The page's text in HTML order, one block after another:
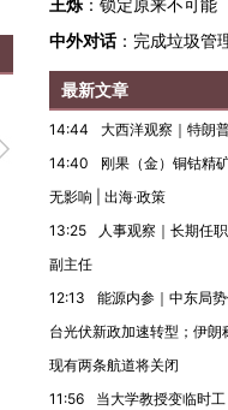
【推广】走进第四届链博
会，让数智科技“链”接产
【特
王烁 ： 锁定原来不可能
中外对话： 完成垃圾管
最新文章
14:44
大西洋观察｜特朗
14:40
刚果（金）铜钴精
无影响 | 出海·政策
13:25
人事观察｜长期任
副主任
12:13
能源内参｜中东局
台光伏新政加速转型；伊
现有两条航道将关闭
11:56
当大学教授变临时